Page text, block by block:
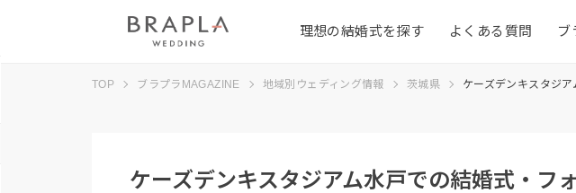
理想の結婚式を探す よくある質問 ブ
TOP ブラプラMAGAZINE 地域別ウェディング情報 茨城県 ケーズデンキスタジ
ケーズデンキスタジアム水戸での結婚式・フ